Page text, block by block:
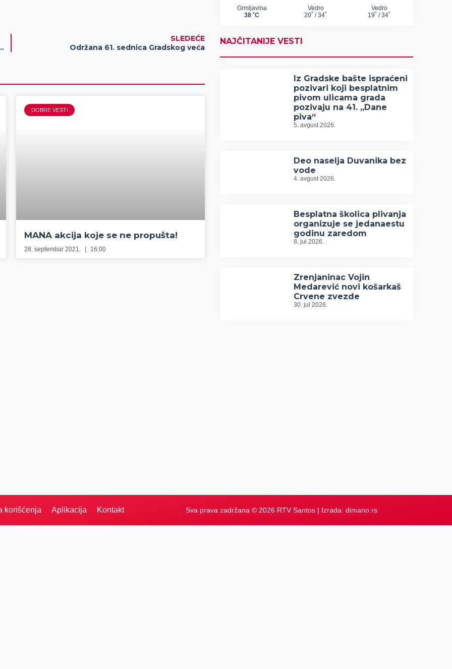
zaštita protiv raka grlića materice
SLEDEĆE
Održana 61. sednica Gradskog veća
DOBRE VESTI
MANA akcija koje se ne propušta!
28. septembar 2021. 16:00
NAJČITANIJE VESTI
Iz Gradske bašte ispraćeni
pozivari koji besplatnim
pivom ulicama grada
pozivaju na 41. „Dane
piva“
5. avgust 2026.
Deo naselja Duvanika bez
vode
4. avgust 2026.
Besplatna školica plivanja
organizuje se jedanaestu
godinu zaredom
8. jul 2026.
Zrenjaninac Vojin
Medarević novi košarkaš
Crvene zvezde
30. jul 2026.
korišćenja Aplikacija Kontakt Sva prava zadržana © 2026 RTV Santos | Izrada: dimano.rs